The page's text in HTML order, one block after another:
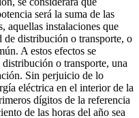
será la suma de las
aquellas instalaciones que
de distribución o transporte, o
A estos efectos se
o transporte, una
Sin perjuicio de lo
eléctrica en el interior de la
dígitos de la referencia
de las horas del año sea